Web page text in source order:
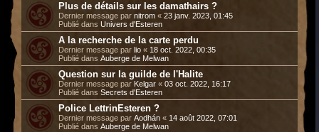
Plus de détails sur les damathairs ?
Dernier message par nitrom « 23 janv. 2023, 01:45
Publié dans Univers d'Esteren
A la recherche de la carte perdu
Dernier message par lio « 18 oct. 2022, 00:35
Publié dans Auberge de Melwan
Question sur la guilde de l'Halite
Dernier message par Kelgar « 03 oct. 2022, 16:17
Publié dans Secrets d'Esteren
Police LettrinEsteren ?
Dernier message par Aodhán « 14 août 2022, 07:01
Publié dans Auberge de Melwan